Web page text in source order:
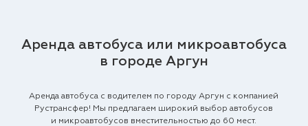
Аренда автобуса или микроавтобуса
в городе Аргун
Аренда автобуса с водителем по городу Аргун с компанией
Рустрансфер! Мы предлагаем широкий выбор автобусов
и микроавтобусов вместительностью до 60 мест.